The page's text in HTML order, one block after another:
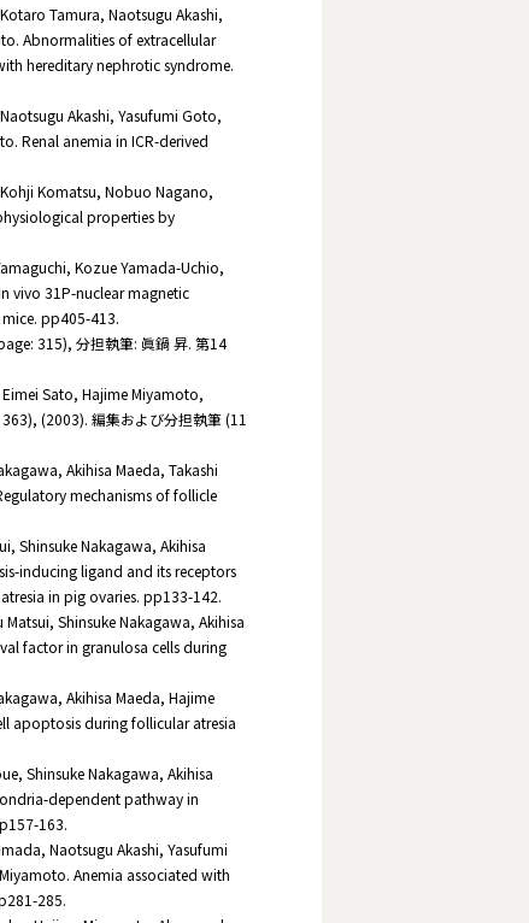
Tamura, Naotsugu Akashi,
Abnormalities of extracellular
hereditary nephrotic syndrome.
Akashi, Yasufumi Goto,
Renal anemia in ICR-derived
Komatsu, Nobuo Nagano,
properties by
Kozue Yamada-Uchio,
vivo 31P-nuclear magnetic
pp405-413.
315), 分担執筆: 眞鍋 昇. 第14
Sato, Hajime Miyamoto,
(2003). 編集および分担執筆 (11
Akihisa Maeda, Takashi
mechanisms of follicle
Shinsuke Nakagawa, Akihisa
inducing ligand and its receptors
in pig ovaries. pp133-142.
Shinsuke Nakagawa, Akihisa
factor in granulosa cells during
Akihisa Maeda, Hajime
apoptosis during follicular atresia
Shinsuke Nakagawa, Akihisa
dependent pathway in
163.
Naotsugu Akashi, Yasufumi
Anemia associated with
285.